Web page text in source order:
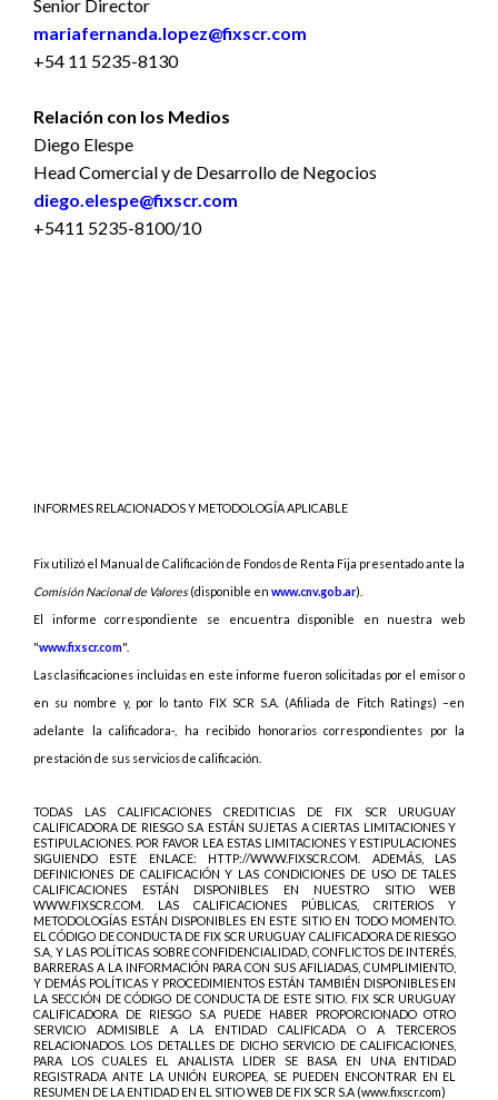
Senior Director
mariafernanda.lopez@fixscr.com
+54 11 5235-8130
Relación con los Medios
Diego Elespe
Head Comercial y de Desarrollo de Negocios
diego.elespe@fixscr.com
+5411 5235-8100/10
INFORMES RELACIONADOS Y METODOLOGÍA APLICABLE
Fix utilizó el Manual de Calificación de Fondos de Renta Fija presentado ante la
Comisión Nacional de Valores (disponible en www.cnv.gob.ar).
El informe correspondiente se encuentra disponible en nuestra web
"www.fixscr.com".
Lasclasificaciones incluidas en este informe fueron solicitadas por el emisor o
en su nombre y, por lo tanto FIX SCR S.A. (Afiliada de Fitch Ratings) –en
adelante la calificadora-, ha recibido honorarios correspondientes por la
prestación de sus servicios de calificación.
TODAS LAS CALIFICACIONES CREDITICIAS DE FIX SCR URUGUAY
CALIFICADORA DE RIESGO S.A ESTÁN SUJETAS A CIERTAS LIMITACIONES Y
ESTIPULACIONES. POR FAVOR LEA ESTAS LIMITACIONES Y ESTIPULACIONES
SIGUIENDO ESTE ENLACE: HTTP://WWW.FIXSCR.COM. ADEMÁS, LAS
DEFINICIONES DE CALIFICACIÓN Y LAS CONDICIONES DE USO DE TALES
CALIFICACIONES ESTÁN DISPONIBLES EN NUESTRO SITIO WEB
WWW.FIXSCR.COM. LAS CALIFICACIONES PÚBLICAS, CRITERIOS Y
METODOLOGÍAS ESTÁN DISPONIBLES EN ESTE SITIO EN TODO MOMENTO.
EL CÓDIGO DE CONDUCTA DE FIX SCR URUGUAY CALIFICADORA DE RIESGO
S.A, Y LAS POLÍTICAS SOBRE CONFIDENCIALIDAD, CONFLICTOS DE INTERÉS,
BARRERAS A LA INFORMACIÓN PARA CON SUS AFILIADAS, CUMPLIMIENTO,
Y DEMÁS POLÍTICAS Y PROCEDIMIENTOS ESTÁN TAMBIÉN DISPONIBLES EN
LA SECCIÓN DE CÓDIGO DE CONDUCTA DE ESTE SITIO. FIX SCR URUGUAY
CALIFICADORA DE RIESGO S.A PUEDE HABER PROPORCIONADO OTRO
SERVICIO ADMISIBLE A LA ENTIDAD CALIFICADA O A TERCEROS
RELACIONADOS. LOS DETALLES DE DICHO SERVICIO DE CALIFICACIONES,
PARA LOS CUALES EL ANALISTA LIDER SE BASA EN UNA ENTIDAD
REGISTRADA ANTE LA UNIÓN EUROPEA, SE PUEDEN ENCONTRAR EN EL
RESUMEN DE LA ENTIDAD EN EL SITIO WEB DE FIX SCR S.A (www.fixscr.com)